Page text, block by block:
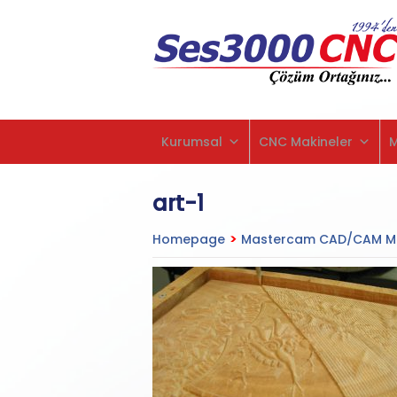
Kurumsal
CNC Makineler
art-1
Homepage > Mastercam CAD/CAM